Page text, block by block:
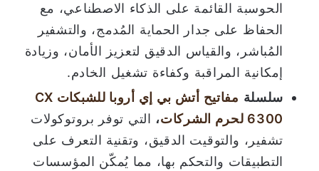
الحوسبة القائمة على الذكاء الاصطناعي، مع
الحفاظ على جدار الحماية المُدمج، والتشفير
المُباشر، والقياس الدقيق لتعزيز الأمان، وزيادة
إمكانية المراقبة وكفاءة تشغيل الخادم.
سلسلة مفاتيح أتش بي إي أروبا للشبكات CX
6300 لحرم الشركات، التي توفر بروتوكولات
تشفير، والتوقيت الدقيق، وتقنية التعرف على
التطبيقات والتحكم بها، مما يُمكّن المؤسسات